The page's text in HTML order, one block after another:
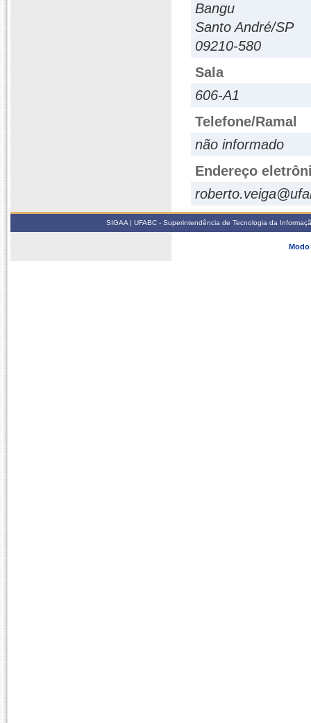
Bangu
Santo André/SP
09210-580
Sala
606-A1
Telefone/Ramal
não informado
Endereço
SIGAA | UFABC - Superintendência de Tecnologia da
Modo